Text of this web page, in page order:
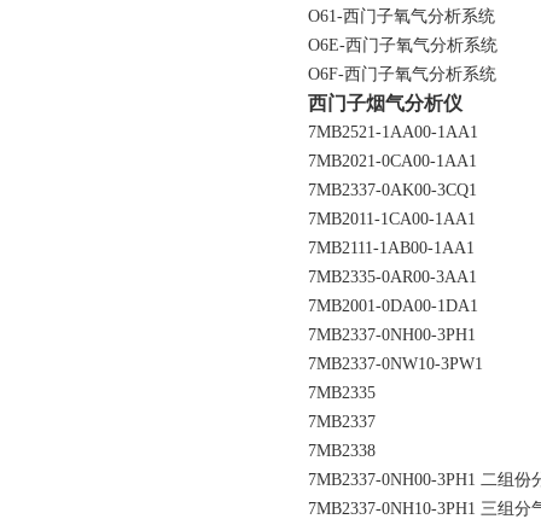
O61-西门子氧气分析系统
O6E-西门子氧气分析系统
O6F-西门子氧气分析系统
西门子烟气分析仪
7MB2521-1AA00-1AA1
7MB2021-0CA00-1AA1
7MB2337-0AK00-3CQ1
7MB2011-1CA00-1AA1
7MB2111-1AB00-1AA1
7MB2335-0AR00-3AA1
7MB2001-0DA00-1DA1
7MB2337-0NH00-3PH1
7MB2337-0NW10-3PW1
7MB2335
7MB2337
7MB2338
7MB2337-0NH00-3PH1 二组份
7MB2337-0NH10-3PH1 三组分